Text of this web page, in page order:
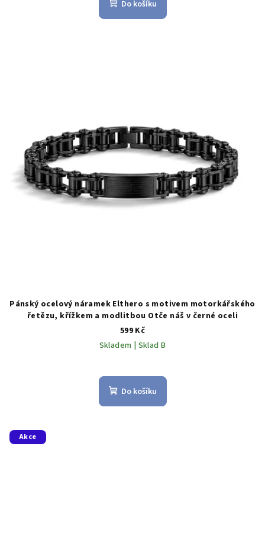
Do košíku
Pánský ocelový náramek Elthero s motivem motorkářského
řetězu, křížkem a modlitbou Otče náš v černé oceli
599 Kč
Skladem | Sklad B
Do košíku
Akce